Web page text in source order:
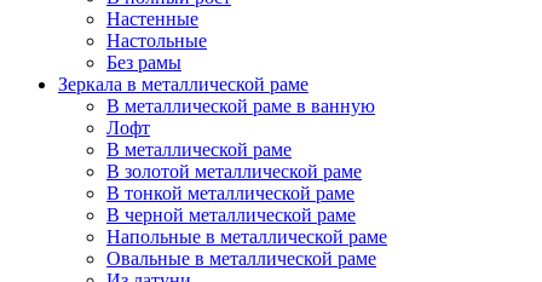
Настенные
Настольные
Без рамы
Зеркала в металлической раме
В металлической раме в ванную
Лофт
В металлической раме
В золотой металлической раме
В тонкой металлической раме
В черной металлической раме
Напольные в металлической раме
Овальные в металлической раме